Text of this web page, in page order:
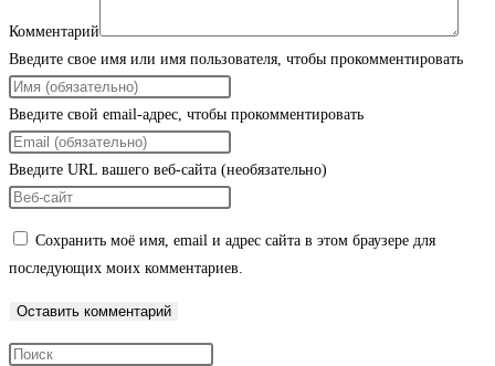
Комментарий
Введите свое имя или имя пользователя, чтобы прокомментировать
Введите свой email-адрес, чтобы прокомментировать
Введите URL вашего веб-сайта (необязательно)
Сохранить моё имя, email и адрес сайта в этом браузере для
последующих моих комментариев.